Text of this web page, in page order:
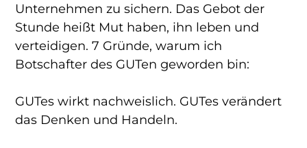
Unternehmen zu sichern. Das Gebot der
Stunde heißt Mut haben, ihn leben und
verteidigen. 7 Gründe, warum ich
Botschafter des GUTen geworden bin:
GUTes wirkt nachweislich. GUTes verändert
das Denken und Handeln.